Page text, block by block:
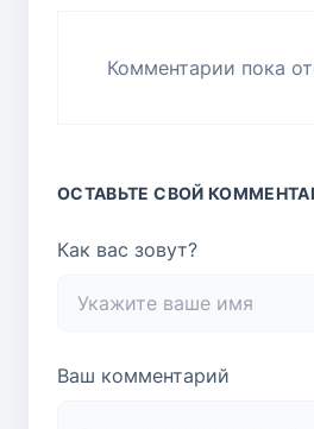
Комментарии пока
ОСТАВЬТЕ СВОЙ
Как вас зовут?
Ваш комментарий